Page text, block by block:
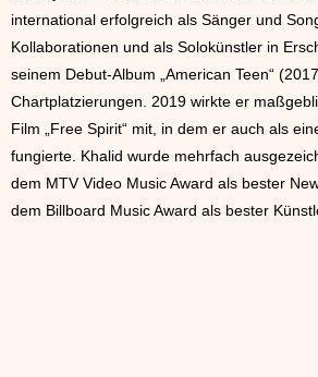
international erfolgreich als Sänger und
Kollaborationen und als Solokünstler in
seinem Debut-Album „American Teen“
Chartplatzierungen. 2019 wirkte er
Film „Free Spirit“ mit, in dem er auch als
fungierte. Khalid wurde mehrfach
dem MTV Video Music Award als bester
dem Billboard Music Award als bester